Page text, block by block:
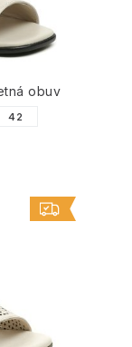
obuv
42